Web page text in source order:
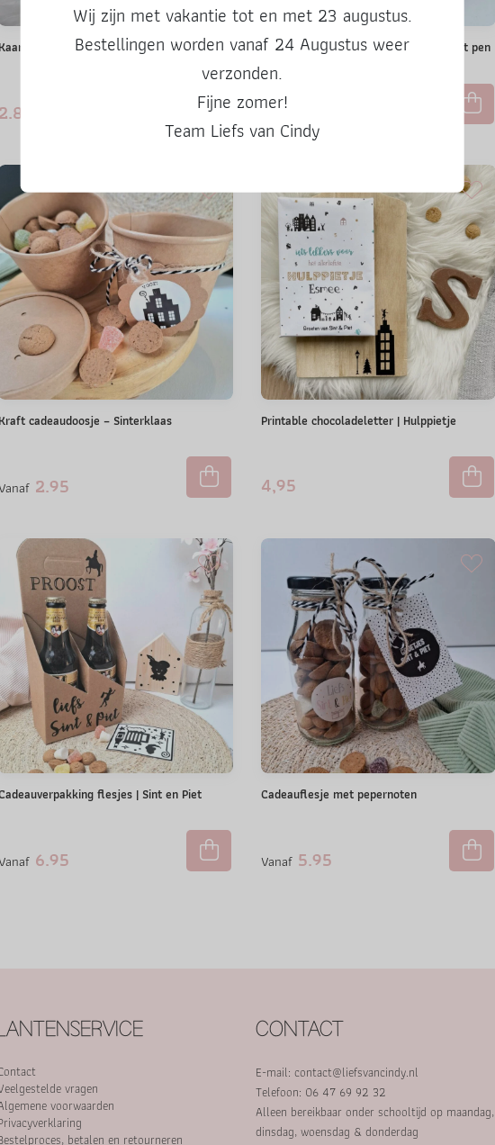
Kaars | Groetjes Sint & Piet
2.85
Vensterdoosje | Je bent een topper met pen
4.95
Kraft cadeaudoosje – Sinterklaas
2.95
Printable chocoladeletter | Hulppietje
4,95
flesjes | Sint en Piet
6.95
Cadeauflesje met pepernoten
Vanaf5.95
Wij zijn met vakantie tot en met 23 augustus.
Bestellingen worden vanaf 24 Augustus weer
verzonden.
Fijne zomer!
Team Liefs van Cindy
vragen
voorwaarden
betalen en retourneren
CONTACT
E-mail: contact@liefsvancindy.nl
Telefoon: 06 47 69 92 32
Alleen bereikbaar onder schooltijd op maandag,
dinsdag, woensdag & donderdag